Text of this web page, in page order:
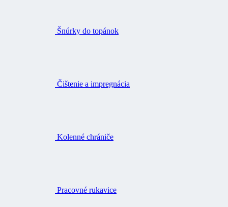
Šnúrky do topánok
Čištenie a impregnácia
Kolenné chrániče
Pracovné rukavice